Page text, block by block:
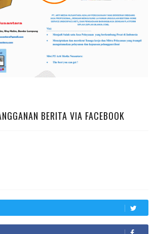
BERITA VIA FACEBOOK